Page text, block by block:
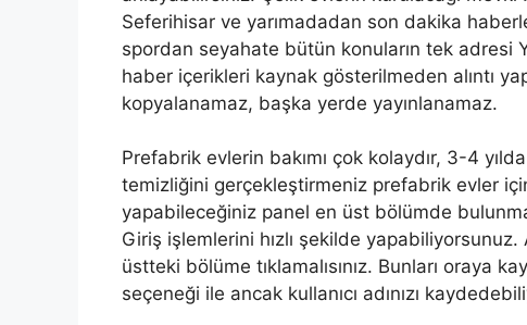
Seferihisar ve yarımadadan son dakika
spordan seyahate bütün konuların tek adresi
haber içerikleri kaynak gösterilmeden alıntı
kopyalanamaz, başka yerde yayınlanamaz.
Prefabrik evlerin bakımı çok kolaydır, 3-4
temizliğini gerçekleştirmeniz prefabrik evler
yapabileceğiniz panel en üst bölümde
Giriş işlemlerini hızlı şekilde
üstteki bölüme tıklamalısınız. Bunları oraya
seçeneği ile ancak kullanıcı adınızı